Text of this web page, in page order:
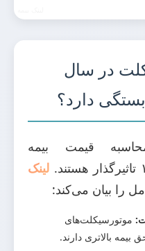
در سال
قیمت بیمه
لینک
را بیان می‌کند:
موتورسیکلت‌های
بالاتری دارند.